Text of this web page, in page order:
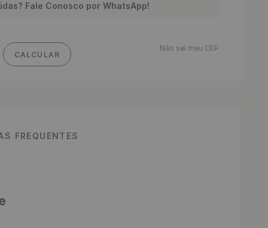
Fale Conosco por WhatsApp!
CALCULAR
Não sei meu CEP
FREQUENTES